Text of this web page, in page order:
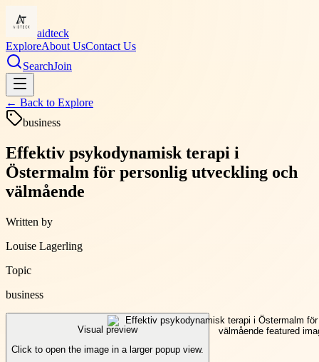
aidteck
ExploreAbout UsContact Us
SearchJoin
← Back to Explore
business
Effektiv psykodynamisk terapi i
Östermalm för personlig utveckling och
välmående
Written by
Louise Lagerling
Topic
business
Visual preview
Click to open the image in a larger popup view.